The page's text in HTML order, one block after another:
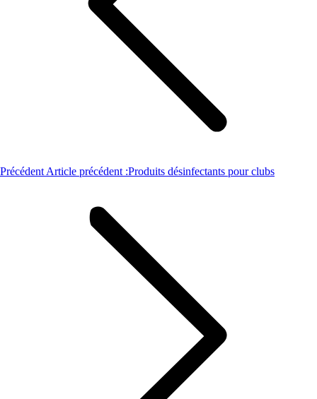
Précédent Article précédent :Produits désinfectants pour clubs